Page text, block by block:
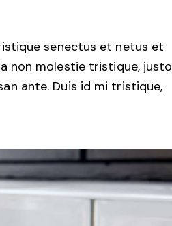
senectus et netus et
non molestie tristique, justo
ante. Duis id mi tristique,